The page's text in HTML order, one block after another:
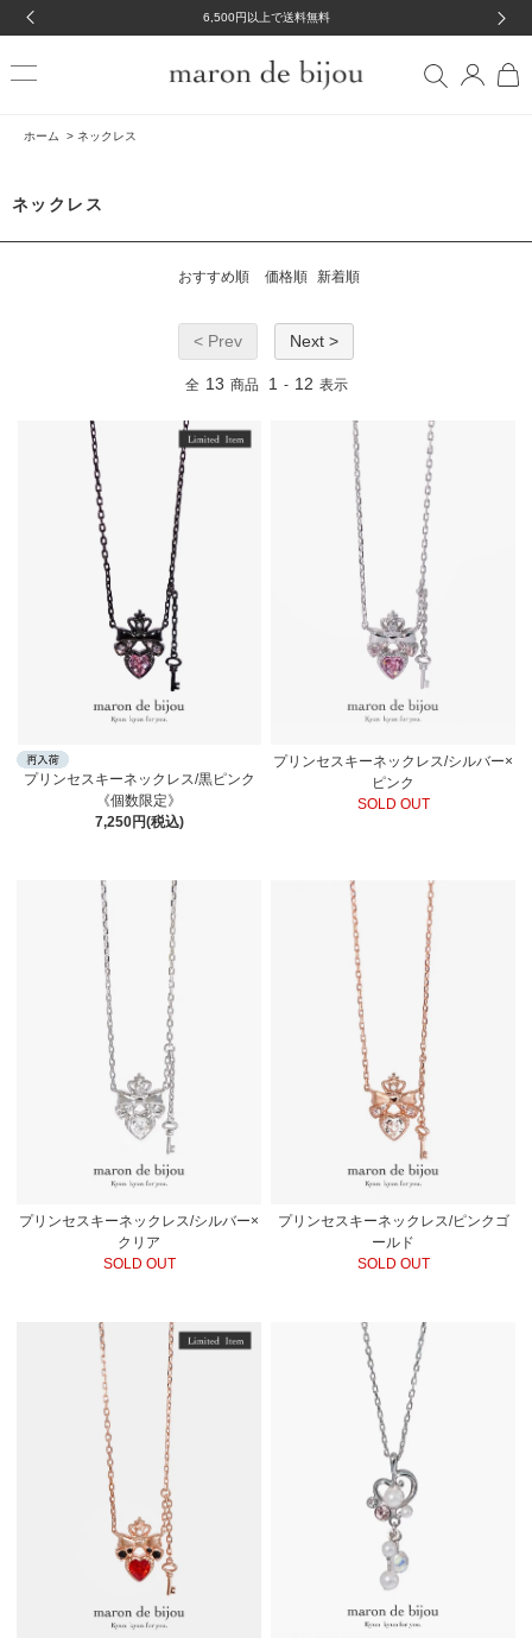
6,500円以上で送料無料
ホーム > ネックレス
ネックレス
おすすめ順 価格順 新着順
< Prev Next >
全 13 商品 1 - 12 表示
プリンセスキーネックレス/黒ピンク
《個数限定》
7,250円(税込)
プリンセスキーネックレス/シルバー×
ピンク
SOLD OUT
プリンセスキーネックレス/シルバー×
クリア
SOLD OUT
プリンセスキーネックレス/ピンクゴ
ールド
SOLD OUT